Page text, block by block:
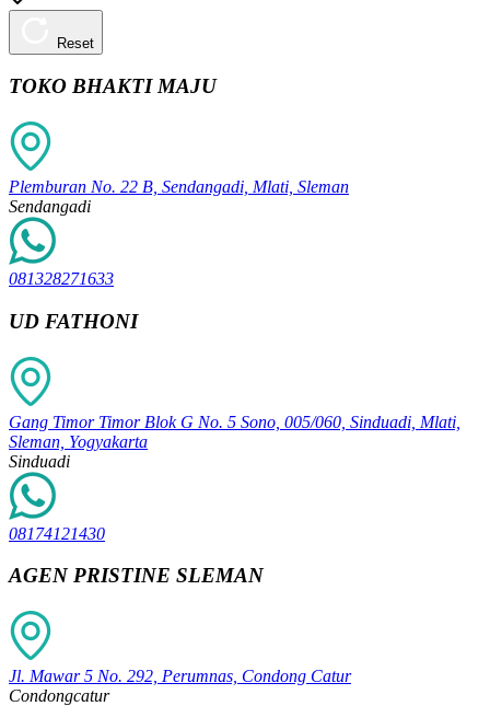
Reset
TOKO BHAKTI MAJU
Plemburan No. 22 B, Sendangadi, Mlati, Sleman
Sendangadi
081328271633
UD FATHONI
Gang Timor Timor Blok G No. 5 Sono, 005/060, Sinduadi, Mlati,
Sleman, Yogyakarta
Sinduadi
08174121430
AGEN PRISTINE SLEMAN
Jl. Mawar 5 No. 292, Perumnas, Condong Catur
Condongcatur